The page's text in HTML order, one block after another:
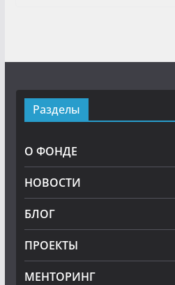
Разделы
О ФОНДЕ
НОВОСТИ
БЛОГ
ПРОЕКТЫ
МЕНТОРИНГ